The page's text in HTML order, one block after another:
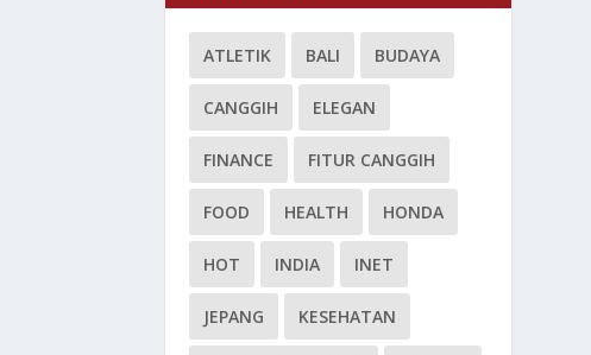
ATLETIK BALI BUDAYA
CANGGIH ELEGAN
FINANCE FITUR CANGGIH
FOOD HEALTH HONDA
HOT INDIA INET
JEPANG KESEHATAN